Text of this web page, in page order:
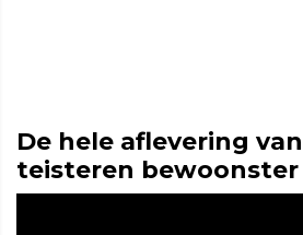
De hele aflevering
teisteren bewoonster